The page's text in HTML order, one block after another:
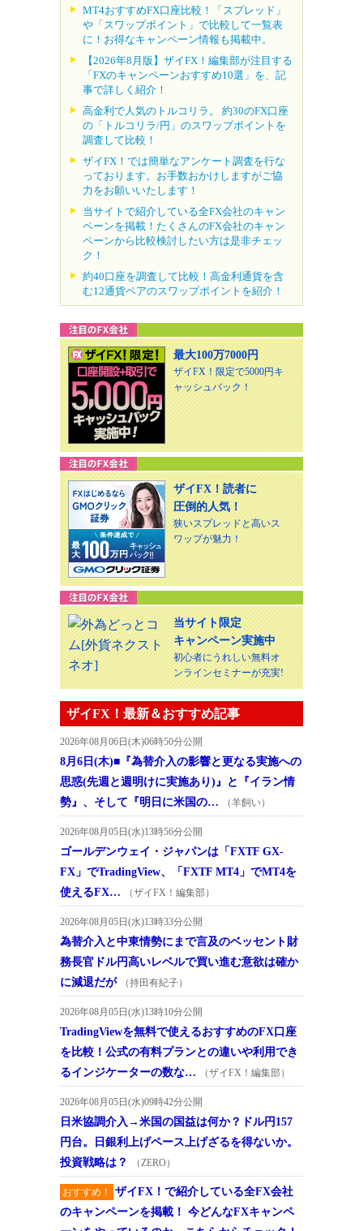
MT4おすすめFX口座比較！「スプレッド」
や「スワップポイント」で比較して一覧表
に！お得なキャンペーン情報も掲載中。
【2026年8月版】ザイFX！編集部が注目する
「FXのキャンペーンおすすめ10選」を、記
事で詳しく紹介！
高金利で人気のトルコリラ。 約30のFX口座
の「トルコリラ/円」のスワップポイントを
調査して比較！
ザイFX！では簡単なアンケート調査を行な
っております。お手数おかけしますがご協
力をお願いいたします！
当サイトで紹介している全FX会社のキャン
ペーンを掲載！たくさんのFX会社のキャン
ペーンから比較検討したい方は是非チェッ
ク！
約40口座を調査して比較！高金利通貨を含
む12通貨ペアのスワップポイントを紹介！
最大100万7000円
ザイFX！限定で5000円キ
ャッシュバック！
ザイFX！読者に
圧倒的人気！
狭いスプレッドと高いス
ワップが魅力！
当サイト限定
キャンペーン実施中
初心者にうれしい無料オ
ンラインセミナーが充実!
ザイFX！最新＆おすすめ記事
2026年08月06日(木)06時50分公開
8月6日(木)■『為替介入の影響と更なる実施への
思惑(先週と週明けに実施あり)』と『イラン情
勢』、そして『明日に米国の…
（羊飼い）
2026年08月05日(水)13時56分公開
ゴールデンウェイ・ジャパンは「FXTF GX-
FX」でTradingView、「FXTF MT4」でMT4を
使えるFX…
（ザイFX！編集部）
2026年08月05日(水)13時33分公開
為替介入と中東情勢にまで言及のベッセント財
務長官ドル円高いレベルで買い進む意欲は確か
に減退だが
（持田有紀子）
2026年08月05日(水)13時10分公開
TradingViewを無料で使えるおすすめのFX口座
を比較！公式の有料プランとの違いや利用でき
るインジケーターの数な…
（ザイFX！編集部）
2026年08月05日(水)09時42分公開
日米協調介入→米国の国益は何か？ドル円157
円台。日銀利上げペース上げざるを得ないか。
投資戦略は？
（ZERO）
おすすめ！
ザイFX！で紹介している全FX会社
のキャンペーンを掲載！ 今どんなFXキャンペ